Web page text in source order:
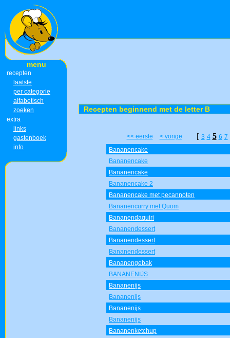
menu
recepten
laatste
per categorie
alfabetisch
zoeken
extra
links
gastenboek
info
Recepten beginnend met de letter B
<< eerste < vorige [ 3 4 5 6 7
Bananencake
Bananencake
Bananencake
Bananencake 2
Bananencake met pecannoten
Bananencurry met Quom
Bananendaquiri
Bananendessert
Bananendessert
Bananendessert
Bananengebak
BANANENIJS
Bananenijs
Bananenijs
Bananenijs
Bananenijs
Bananenketchup